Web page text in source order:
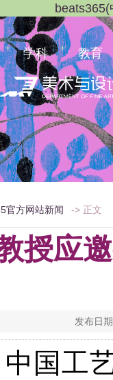
学科 教育
官方网站新闻 -> 正文
授应
发布日
中国工